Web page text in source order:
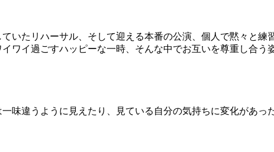
いたリハーサル、そして迎える本番の公演、個人で黙々と
ワイ過ごすハッピーな一時、そんな中でお互いを尊重し合う
味違うように見えたり、見ている自分の気持ちに変化があっ